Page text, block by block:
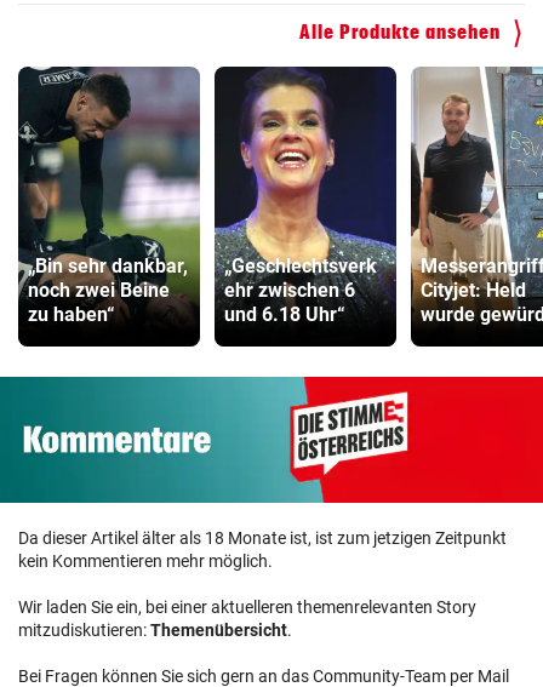
Faszienrolle Vergleich
ZUM VERGLEICH
Hoverboard Vergleich
ZUM VERGLEICH
Kinderfahrrad Vergleich
ZUM VERGLEICH
Alle Produkte ansehen
„Bin sehr dankbar,
noch zwei Beine
zu haben“
„Geschlechtsverk
ehr zwischen 6
und 6.18 Uhr“
Cityjet: Held
wurde
Da dieser Artikel älter als 18 Monate ist, ist zum jetzigen Zeitpunkt
kein Kommentieren mehr möglich.
Wir laden Sie ein, bei einer aktuelleren themenrelevanten Story
mitzudiskutieren:Themenübersicht.
Bei Fragen können Sie sich gern an das Community-Team per Mail